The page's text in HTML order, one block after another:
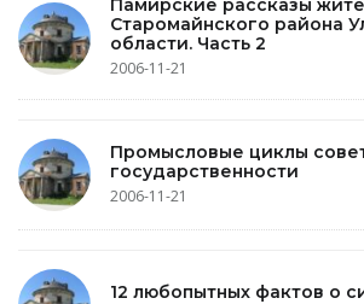
Памирские рассказы
Старомайнского района
области. Часть 2
2006-11-21
Промысловые циклы
государственности
2006-11-21
12 любопытных фактов о